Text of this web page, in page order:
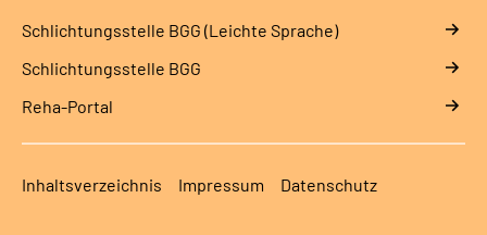
Schlich­tungs­stel­le BGG (Leichte Sprache)
Schlich­tungs­stel­le BGG
Reha-Portal
Inhaltsverzeichnis Impressum Datenschutz